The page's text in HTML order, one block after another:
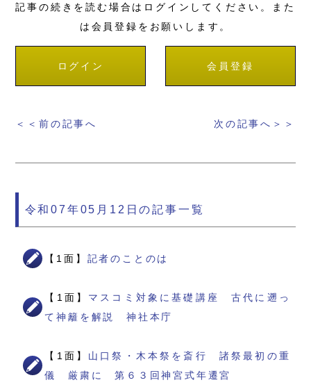
記事の続きを読む場合はログインしてください。また
は会員登録をお願いします。
ログイン 会員登録
＜＜前の記事へ 次の記事へ＞＞
令和07年05月12日の記事一覧
【1面】 記者のことのは
【1面】 マスコミ対象に基礎講座 古代に遡っ
て神籬を解説 神社本庁
【1面】 山口祭・木本祭を斎行 諸祭最初の重
儀 厳粛に 第６３回神宮式年遷宮